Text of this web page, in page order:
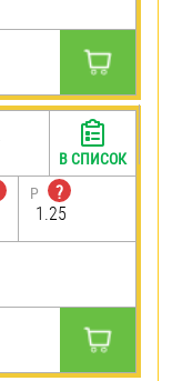
P
?
1.25
В СПИСОК